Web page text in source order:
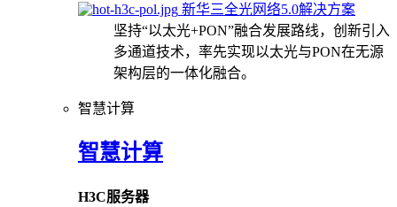
新华三全光网络5.0解决方案
坚持“以太光+PON”融合发展路线，创新引入
多通道技术，率先实现以太光与PON在无源
架构层的一体化融合。
智慧计算
智慧计算
H3C服务器